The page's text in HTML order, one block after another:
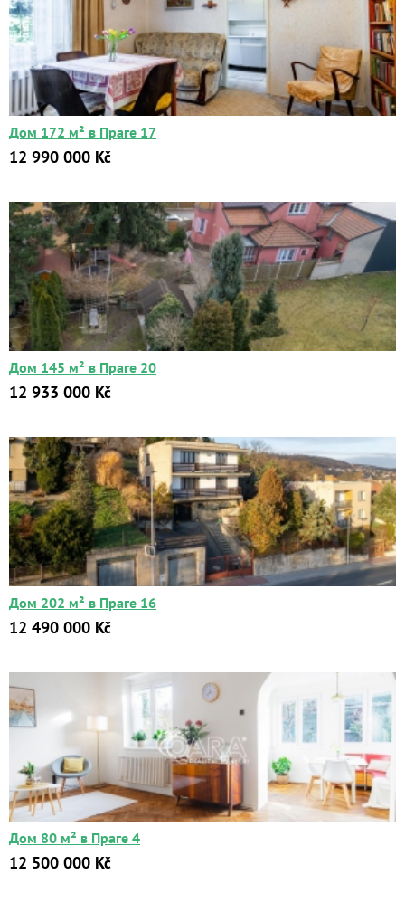
Дом 172 м² в Праге 17
12 990 000 Kč
Дом 145 м² в Праге 20
12 933 000 Kč
Дом 202 м² в Праге 16
12 490 000 Kč
Дом 80 м² в Праге 4
12 500 000 Kč